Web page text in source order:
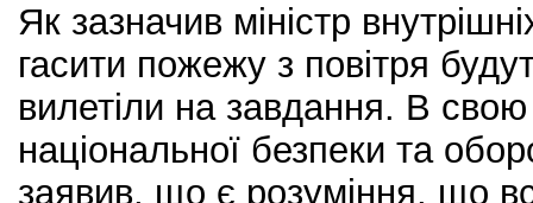
Як зазначив міністр
гасити пожежу з повітря
вилетіли на завдання. В
національної безпеки та
заявив, що є розуміння, що